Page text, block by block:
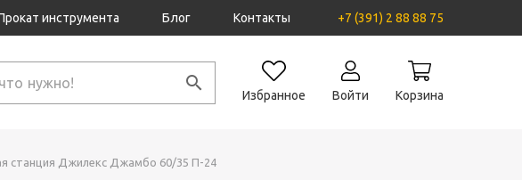
инструмента Блог Контакты +7 (391) 2 88 88 75
Избранное Войти Корзина
станция Джилекс Джамбо 60/35 П-24